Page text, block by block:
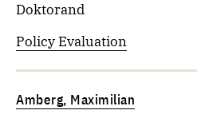
Doktorand
Policy Evaluation
Amberg, Maximilian